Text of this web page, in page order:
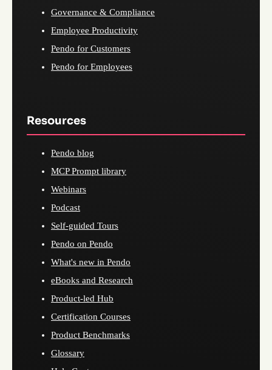
Governance & Compliance
Employee Productivity
Pendo for Customers
Pendo for Employees
Resources
Pendo blog
MCP Prompt library
Webinars
Podcast
Self-guided Tours
Pendo on Pendo
What's new in Pendo
eBooks and Research
Product-led Hub
Certification Courses
Product Benchmarks
Glossary